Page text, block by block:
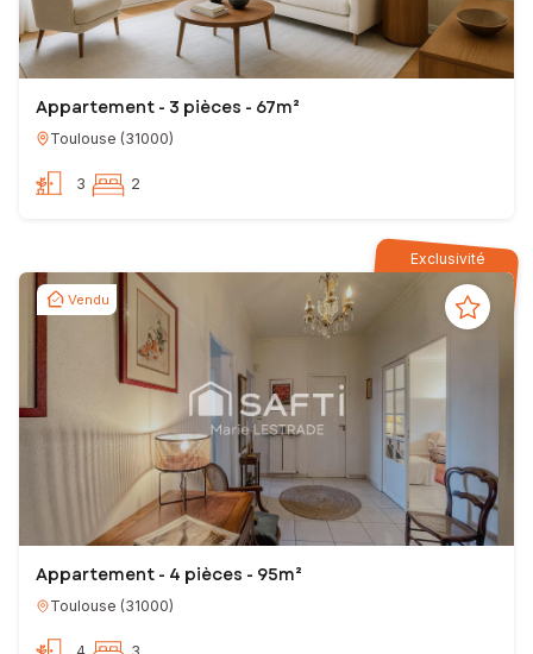
Appartement - 3 pièces - 67m²
Toulouse (31000)
3 2
Exclusivité
Vendu
Appartement - 4 pièces - 95m²
Toulouse (31000)